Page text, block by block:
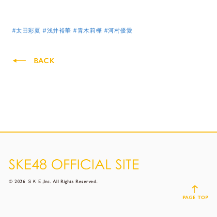
#太田彩夏 #浅井裕華 #青木莉樺 #河村優愛
BACK
© 2026 ＳＫＥ,Inc. All Rights Reserved.
PAGE TOP